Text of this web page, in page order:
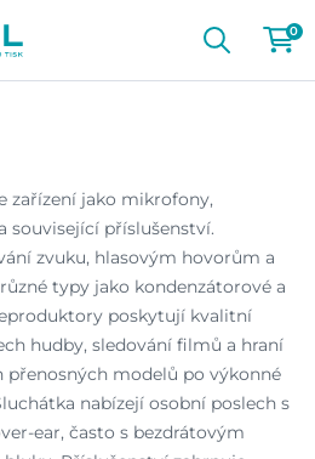
0
zařízení jako mikrofony,
související příslušenství.
zvuku, hlasovým hovorům a
typy jako kondenzátorové a
poskytují kvalitní
hudby, sledování filmů a hraní
modelů po výkonné
nabízejí osobní poslech s
ear, často s bezdrátovým